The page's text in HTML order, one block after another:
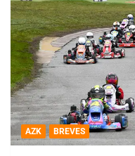
AZK BREVES